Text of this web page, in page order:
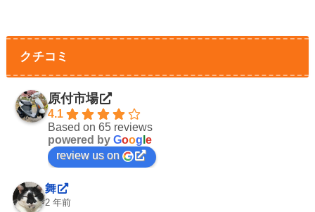
クチコミ
原付市場
4.1
Based on 65 reviews
powered by Goog e
review us on
舞
2 年前